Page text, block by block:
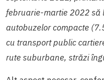
februarie-martie 2022 să
autobuzelor compacte
cu transport public
rute suburbane, străzi